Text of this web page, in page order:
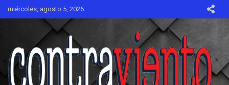
miércoles, agosto 5, 2026